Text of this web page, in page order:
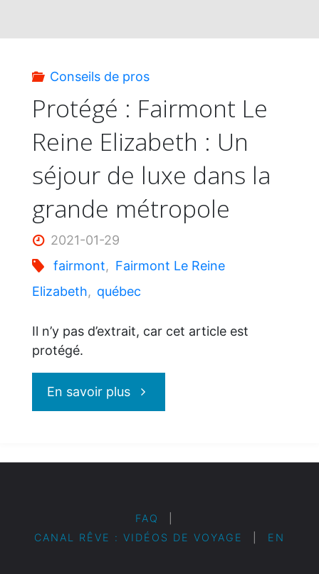
Conseils de pros
Protégé : Fairmont Le
Reine Elizabeth : Un
séjour de luxe dans la
grande métropole
2021-01-29
fairmont, Fairmont Le Reine
Elizabeth, québec
Il n’y pas d’extrait, car cet article est
protégé.
En savoir plus"Protégé :
Le
Elizabeth
FAQ
CANAL RÊVE : VIDÉOS DE VOYAGE
EN